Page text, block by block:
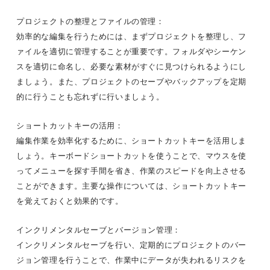
プロジェクトの整理とファイルの管理：
効率的な編集を行うためには、まずプロジェクトを整理し、フ
ァイルを適切に管理することが重要です。フォルダやシーケン
スを適切に命名し、必要な素材がすぐに見つけられるようにし
ましょう。また、プロジェクトのセーブやバックアップを定期
的に行うことも忘れずに行いましょう。
ショートカットキーの活用：
編集作業を効率化するために、ショートカットキーを活用しま
しょう。キーボードショートカットを使うことで、マウスを使
ってメニューを探す手間を省き、作業のスピードを向上させる
ことができます。主要な操作については、ショートカットキー
を覚えておくと効果的です。
インクリメンタルセーブとバージョン管理：
インクリメンタルセーブを行い、定期的にプロジェクトのバー
ジョン管理を行うことで、作業中にデータが失われるリスクを